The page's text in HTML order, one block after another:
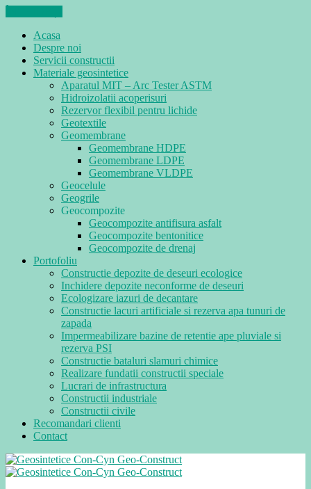
Acasa
Despre noi
Servicii constructii
Materiale geosintetice
Aparatul MIT – Arc Tester ASTM
Hidroizolatii acoperisuri
Rezervor flexibil pentru lichide
Geotextile
Geomembrane
Geomembrane HDPE
Geomembrane LDPE
Geomembrane VLDPE
Geocelule
Geogrile
Geocompozite
Geocompozite antifisura asfalt
Geocompozite bentonitice
Geocompozite de drenaj
Portofoliu
Constructie depozite de deseuri ecologice
Inchidere depozite neconforme de deseuri
Ecologizare iazuri de decantare
Constructie lacuri artificiale si rezerva apa tunuri de
zapada
Impermeabilizare bazine de retentie ape pluviale si
rezerva PSI
Constructie bataluri slamuri chimice
Realizare fundatii constructii speciale
Lucrari de infrastructura
Constructii industriale
Constructii civile
Recomandari clienti
Contact